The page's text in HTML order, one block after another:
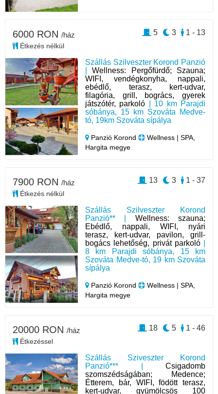
Szállás Szilveszter Korond Panzió
|Wellness: Pergőfürdő; Szauna;
WIFI, vendégkonyha, nappali,
ebédlő, terasz, kert-udvar,
filagória, grill, bogrács, gyerek
játszótér, parkoló | 10 km Parajdi
sóbánya, 15 km Szováta Medve-
tó, 19km Szováta sípálya
Panzió Korond
Wellness | SPA,
Hargita megye
6000 RON /ház
Étkezés nélkül
1 - 13
3
5
Szállás Szilveszter Korond
Panzió** | Wellness: szauna;
Ebédlő, nappali, WIFI, nyári
terasz, kert-udvar, pavilon, grill-
bogács lehetőség, privát parkoló|
8 km Parajdi sóbánya, 15 km
Szováta Medve-tó, 19 km Szováta
sípálya
Panzió Korond
Wellness | SPA,
Hargita megye
7900 RON /ház
Étkezés nélkül
1 - 37
3
13
Szállás Sziveszter Korond
Panzió*** | Csigadomb
szomszédságában; Medence;
Étterem, bár, WIFI, födött terasz,
kert-udvar, gyümölcsös 100
20000 RON /ház
Étkezéssel
1 - 46
5
18